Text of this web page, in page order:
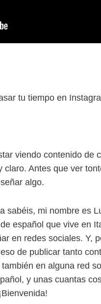
tu tiempo en
viendo contenido de
Antes que ver
algo.
sabéis, mi nombre es
español que vive en
en redes sociales. Y,
de publicar tanto
en alguna red
y unas cuantas